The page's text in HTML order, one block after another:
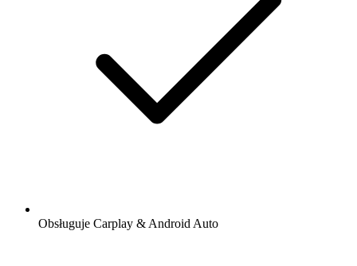
Obsługuje Carplay & Android Auto